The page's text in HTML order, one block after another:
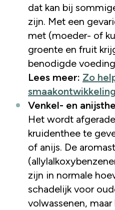
dat kan bij
zijn. Met een
met (moeder- of
groente en fruit
benodigde
Lees meer: Zo
smaakontwikkeling
Venkel- en
Het wordt
kruidenthee te
of anijs. De
zijn in normale
schadelijk voor
volwassenen, maar